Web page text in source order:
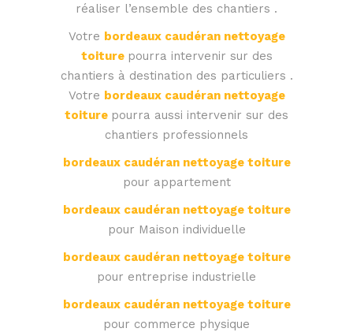
réaliser l’ensemble des chantiers .
Votre bordeaux caudéran nettoyage
toiture pourra intervenir sur des
chantiers à destination des particuliers .
Votre bordeaux caudéran nettoyage
toiture pourra aussi intervenir sur des
chantiers professionnels
bordeaux caudéran nettoyage toiture
pour appartement
bordeaux caudéran nettoyage toiture
pour Maison individuelle
bordeaux caudéran nettoyage toiture
pour entreprise industrielle
bordeaux caudéran nettoyage toiture
pour commerce physique